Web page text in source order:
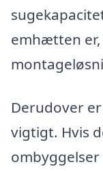
emhætten
Derudover
vigtigt. Hvis